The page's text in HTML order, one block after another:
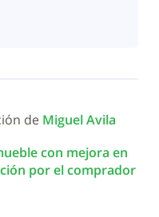
de Miguel Avila
con mejora en
por el comprador